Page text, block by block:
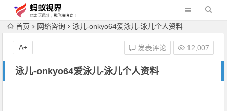
首页 网络咨询 泳儿-onkyo64爱泳儿-泳儿个人资料
泳儿-onkyo64爱泳儿-泳儿个人资料
发表评论 12,007
A+